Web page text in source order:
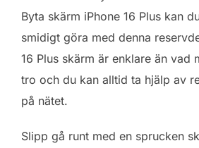
Byta skärm iPhone 16 Plus kan
smidigt göra med denna
16 Plus skärm är enklare än vad
tro och du kan alltid ta hjälp av
på nätet.
Slipp gå runt med en sprucken